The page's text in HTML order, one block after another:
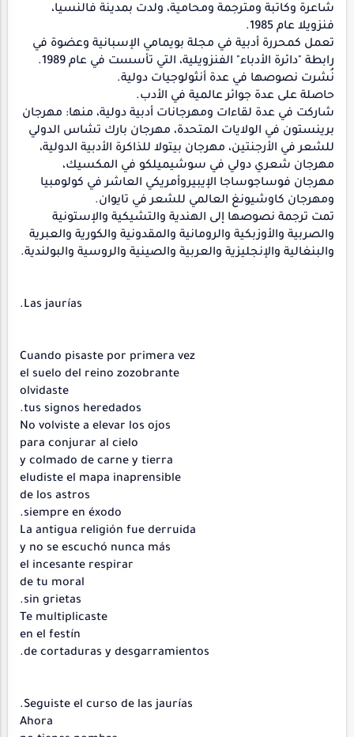
شاعرة وكاتبة ومترجمة ومحامية، ولدت بمدينة فالنسيا،
فنزويلا عام 1985.
تعمل كمحررة أدبية في مجلة بويمامي الإسبانية وعضوة في
رابطة "دائرة الأدباء" الفنزويلية، التي تأسست في عام 1989.
نُشرت نصوصها في عدة أنثولوجيات دولية.
حاصلة على عدة جوائر عالمية في الأدب.
شاركت في عدة لقاءات ومهرجانات أدبية دولية، منها: مهرجان
برينستون في الولايات المتحدة، مهرجان بارك تشاس الدولي
للشعر في الأرجنتين، مهرجان بيتولا للذاكرة الأدبية الدولية،
مهرجان شعري دولي في سوشيميلكو في المكسيك،
مهرجان فوساجوساجا الإيبيروأمريكي العاشر في كولومبيا
ومهرجان كاوشيونغ العالمي للشعر في تايوان.
تمت ترجمة نصوصها إلى الهندية والتشيكية والإستونية
والصربية والأوزبكية والرومانية والمقدونية والكورية والعبرية
والبنغالية والإنجليزية والعربية والصينية والروسية والبولندية.
Las jaurías.
Cuando pisaste por primera vez
el suelo del reino zozobrante
olvidaste
tus signos heredados.
No volviste a elevar los ojos
para conjurar al cielo
y colmado de carne y tierra
eludiste el mapa inaprensible
de los astros
siempre en éxodo.
La antigua religión fue derruida
y no se escuchó nunca más
el incesante respirar
de tu moral
sin grietas.
Te multiplicaste
en el festín
de cortaduras y desgarramientos.
Seguiste el curso de las jaurías.
Ahora